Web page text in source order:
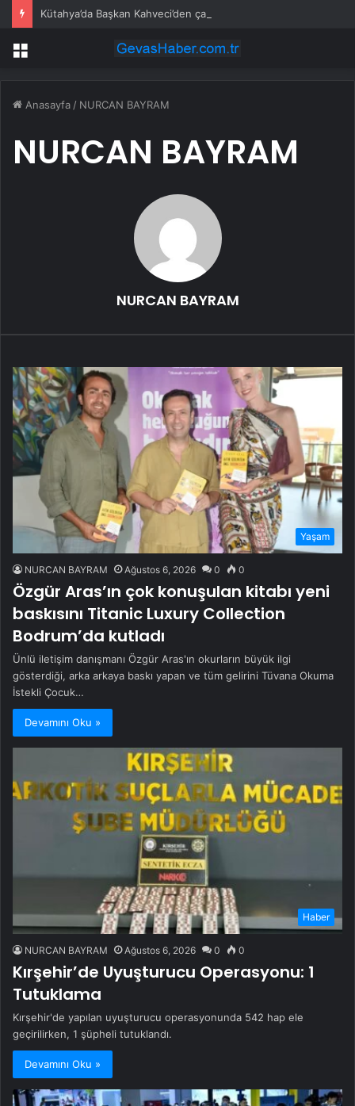
Kütahya’da Başkan Kahveci’den çalışmalara yakın mercek
Menü
Anasayfa / NURCAN BAYRAM
NURCAN BAYRAM
NURCAN BAYRAM
Yaşam
NURCAN BAYRAM Ağustos 6, 2026 0 0
Özgür Aras’ın çok konuşulan kitabı yeni
baskısını Titanic Luxury Collection
Bodrum’da kutladı
Ünlü iletişim danışmanı Özgür Aras'ın okurların büyük ilgi
gösterdiği, arka arkaya baskı yapan ve tüm gelirini Tüvana Okuma
İstekli Çocuk…
Devamını Oku »
Haber
NURCAN BAYRAM Ağustos 6, 2026 0 0
Kırşehir’de Uyuşturucu Operasyonu: 1
Tutuklama
Kırşehir'de yapılan uyuşturucu operasyonunda 542 hap ele
geçirilirken, 1 şüpheli tutuklandı.
Devamını Oku »